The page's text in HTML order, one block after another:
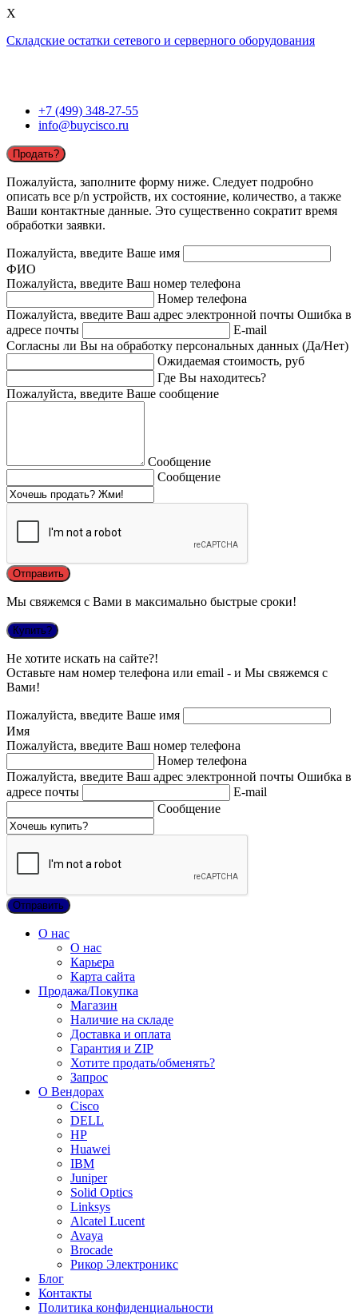
X
Складские остатки сетевого и серверного оборудования
+7 (499) 348-27-55
info@buycisco.ru
Продать?
Пожалуйста, заполните форму ниже. Следует подробно
описать все p/n устройств, их состояние, количество, а также
Ваши контактные данные. Это существенно сократит время
обработки заявки.
Пожалуйста, введите Ваше имя
ФИО
Пожалуйста, введите Ваш номер телефона
Номер телефона
Пожалуйста, введите Ваш адрес электронной почты Ошибка в
адресе почты
E-mail
Согласны ли Вы на обработку персональных данных (Да/Нет)
Ожидаемая стоимость, руб
Где Вы находитесь?
Пожалуйста, введите Ваше сообщение
Сообщение
Сообщение
Мы свяжемся с Вами в максимально быстрые сроки!
Купить?
Не хотите искать на сайте?!
Оставьте нам номер телефона или email - и Мы свяжемся с
Вами!
Пожалуйста, введите Ваше имя
Имя
Пожалуйста, введите Ваш номер телефона
Номер телефона
Пожалуйста, введите Ваш адрес электронной почты Ошибка в
адресе почты
E-mail
Сообщение
О нас
О нас
Карьера
Карта сайта
Продажа/Покупка
Магазин
Наличие на складе
Доставка и оплата
Гарантия и ZIP
Хотите продать/обменять?
Запрос
О Вендорах
Cisco
DELL
HP
Huawei
IBM
Juniper
Solid Optics
Linksys
Alcatel Lucent
Avaya
Brocade
Рикор Электроникс
Блог
Контакты
Политика конфиденциальности